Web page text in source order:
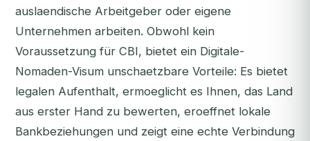
auslaendische Arbeitgeber oder eigene
Unternehmen arbeiten. Obwohl kein
Voraussetzung für CBI, bietet ein Digitale-
Nomaden-Visum unschaetzbare Vorteile: Es bietet
legalen Aufenthalt, ermoeglicht es Ihnen, das Land
aus erster Hand zu bewerten, eroeffnet lokale
Bankbeziehungen und zeigt eine echte Verbindung